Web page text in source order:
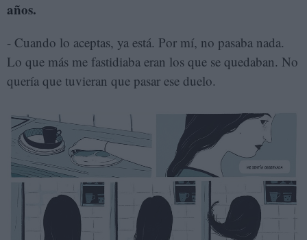
años.
- Cuando lo aceptas, ya está. Por mí, no pasaba nada.
Lo que más me fastidiaba eran los que se quedaban. No
quería que tuvieran que pasar ese duelo.